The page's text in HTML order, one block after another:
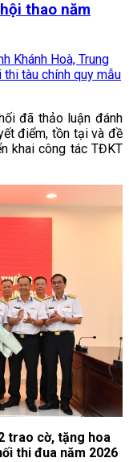
thao năm
Khánh Hoà, Trung
tàu chính quy mẫu
đã thảo luận đánh
điểm, tồn tại và đề
khai công tác TĐKT
trao cờ, tặng hoa
thi đua năm 2026